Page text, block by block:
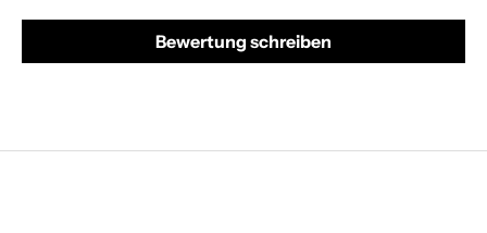
Bewertung schreiben